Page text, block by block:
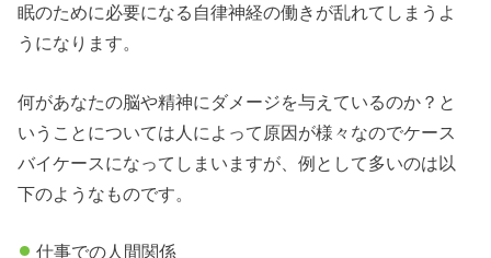
眠のために必要になる自律神経の働きが乱れてしまうよ
うになります。
何があなたの脳や精神にダメージを与えているのか？と
いうことについては人によって原因が様々なのでケース
バイケースになってしまいますが、例として多いのは以
下のようなものです。
仕事での人間関係